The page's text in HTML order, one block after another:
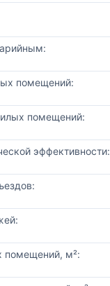
помещений:
помещений:
эффективности:
м²: